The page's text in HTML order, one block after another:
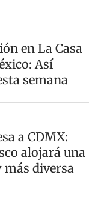
en La Casa
Así
semana
a CDMX:
alojará una
diversa